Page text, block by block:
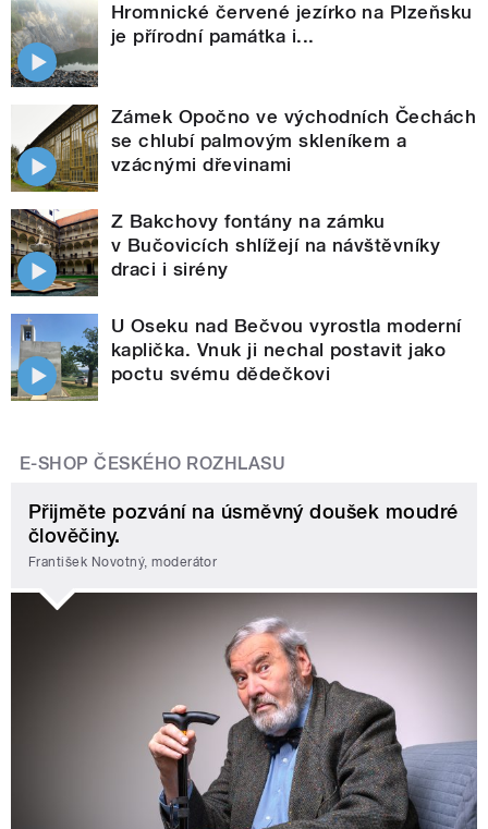
Hromnické červené jezírko na Plzeňsku
je přírodní památka i...
Zámek Opočno ve východních Čechách
se chlubí palmovým skleníkem a
vzácnými dřevinami
Z Bakchovy fontány na zámku
v Bučovicích shlížejí na návštěvníky
draci i sirény
U Oseku nad Bečvou vyrostla moderní
kaplička. Vnuk ji nechal postavit jako
poctu svému dědečkovi
E-SHOP ČESKÉHO ROZHLASU
Přijměte pozvání na úsměvný doušek moudré
člověčiny.
František Novotný, moderátor